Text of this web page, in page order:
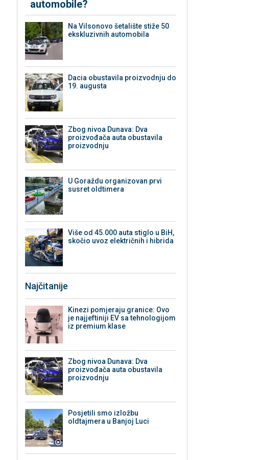
automobile?
Na Vilsonovo šetalište stiže 50
ekskluzivnih automobila
Dacia obustavila proizvodnju do
19. augusta
Zbog nivoa Dunava: Dva
proizvođača auta obustavila
proizvodnju
U Goraždu organizovan prvi
susret oldtimera
Više od 45.000 auta stiglo u BiH,
skočio uvoz električnih i hibrida
Najčitanije
Kinezi pomjeraju granice: Ovo
je najjeftiniji EV sa tehnologijom
iz premium klase
Zbog nivoa Dunava: Dva
proizvođača auta obustavila
proizvodnju
Posjetili smo izložbu
oldtajmera u Banjoj Luci